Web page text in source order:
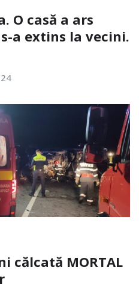
O casă a ars
a extins la vecini.
călcată MORTAL